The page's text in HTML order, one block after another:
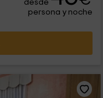
desde
persona y noche